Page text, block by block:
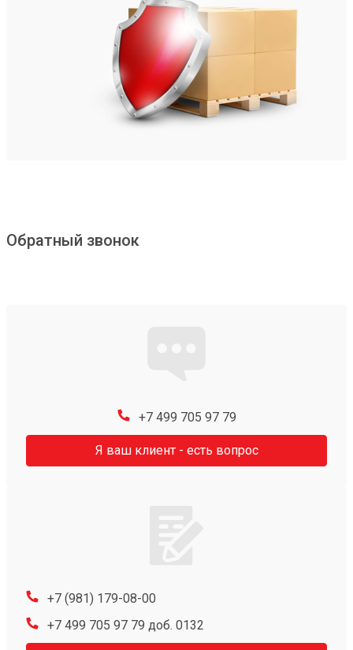
Обратный звонок
+7 499 705 97 79
Я ваш клиент - есть вопрос
+7 (981) 179-08-00
+7 499 705 97 79 доб. 0132